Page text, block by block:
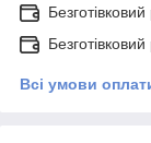
Всі умови